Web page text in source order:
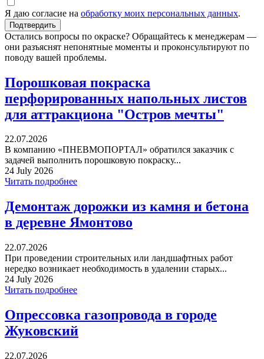
Я даю согласие на обработку моих персональных данных.
Остались вопросы по окраске? Обращайтесь к менеджерам —
они разъяснят непонятные моменты и проконсультируют по
поводу вашей проблемы.
Порошковая покраска
перфорированных напольных листов
для аттракциона "Остров мечты"
22.07.2026
В компанию «ПНЕВМОПОРТАЛ» обратился заказчик с
задачей выполнить порошковую покраску...
24 July 2026
Читать подробнее
Демонтаж дорожки из камня и бетона
в деревне Ямонтово
22.07.2026
При проведении строительных или ландшафтных работ
нередко возникает необходимость в удалении старых...
24 July 2026
Читать подробнее
Опрессовка газопровода в городе
Жуковский
22.07.2026